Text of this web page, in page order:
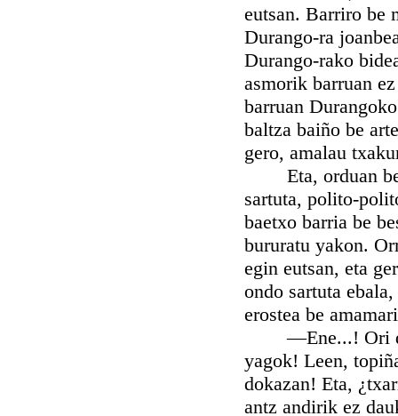
eutsan. Barriro be
Durango-ra
Durango-rako
asmorik barruan
barruan
baltza baiño be
gero, amalau
Eta, orduan be,
sartuta, polito-
baetxo barria be
bururatu yakon.
egin eutsan, eta
ondo sartuta
erostea be
—Ene...! Ori
yagok! Leen,
dokazan! Eta,
antz andirik ez